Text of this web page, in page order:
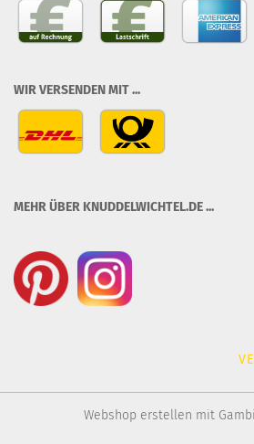
WIR VERSENDEN MIT ...
MEHR ÜBER KNUDDELWICHTEL.DE ...
Webshop erstellen mit